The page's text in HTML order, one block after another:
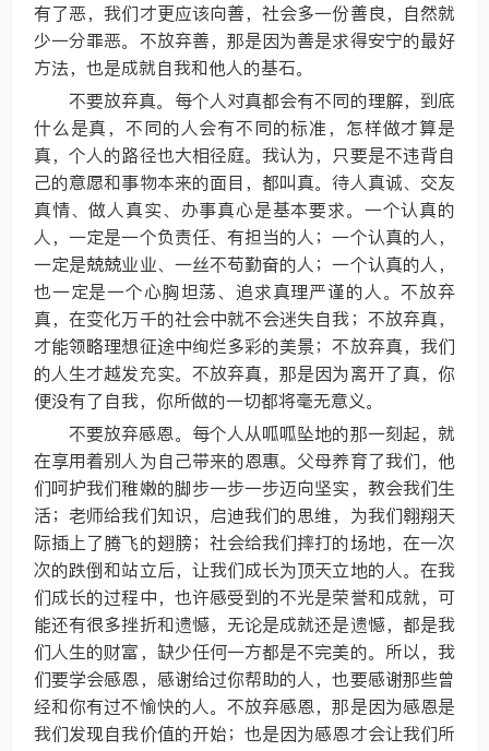
有了恶，我们才更应该向善，社会多一份善良，自然就
少一分罪恶。不放弃善，那是因为善是求得安宁的最好
方法，也是成就自我和他人的基石。
不要放弃真。每个人对真都会有不同的理解，到底
什么是真，不同的人会有不同的标准，怎样做才算是
真，个人的路径也大相径庭。我认为，只要是不违背自
己的意愿和事物本来的面目，都叫真。待人真诚、交友
真情、做人真实、办事真心是基本要求。一个认真的
人，一定是一个负责任、有担当的人；一个认真的人，
一定是兢兢业业、一丝不苟勤奋的人；一个认真的人，
也一定是一个心胸坦荡、追求真理严谨的人。不放弃
真，在变化万千的社会中就不会迷失自我；不放弃真，
才能领略理想征途中绚烂多彩的美景；不放弃真，我们
的人生才越发充实。不放弃真，那是因为离开了真，你
便没有了自我，你所做的一切都将毫无意义。
不要放弃感恩。每个人从呱呱坠地的那一刻起，就
在享用着别人为自己带来的恩惠。父母养育了我们，他
们呵护我们稚嫩的脚步一步一步迈向坚实，教会我们生
活；老师给我们知识，启迪我们的思维，为我们翱翔天
际插上了腾飞的翅膀；社会给我们摔打的场地，在一次
次的跌倒和站立后，让我们成长为顶天立地的人。在我
们成长的过程中，也许感受到的不光是荣誉和成就，可
能还有很多挫折和遗憾，无论是成就还是遗憾，都是我
们人生的财富，缺少任何一方都是不完美的。所以，我
们要学会感恩，感谢给过你帮助的人，也要感谢那些曾
经和你有过不愉快的人。不放弃感恩，那是因为感恩是
我们发现自我价值的开始；也是因为感恩才会让我们所